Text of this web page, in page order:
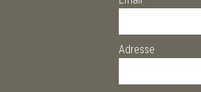
Adresse